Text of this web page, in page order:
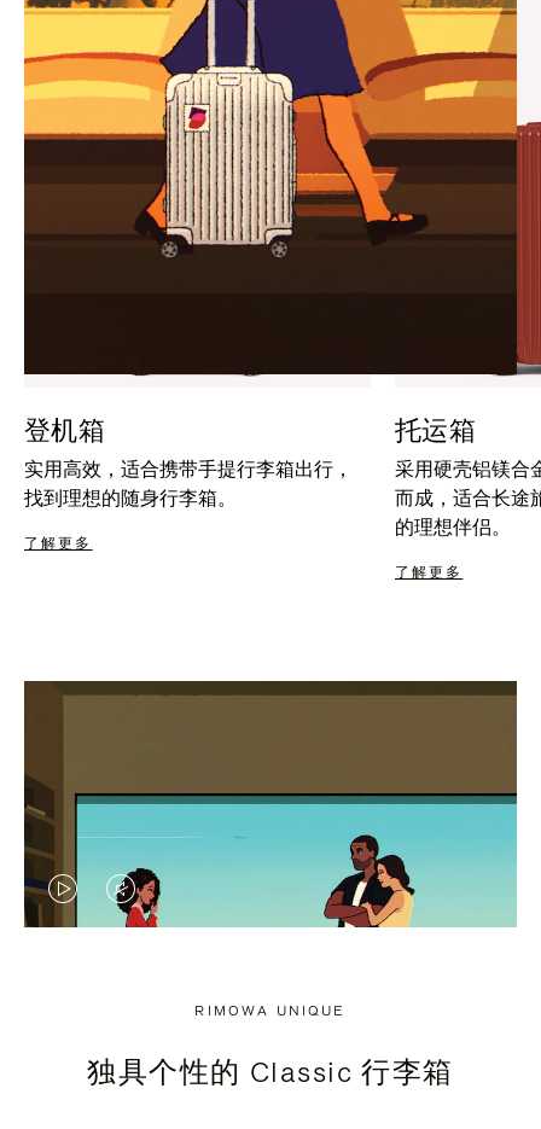
下
暂
击
按
钮
取
消
静
登机箱
实用高效，适合携带手提行李箱出行，
找到理想的随身行李箱。
了解更多
托运箱
采用硬壳铝镁合
而成，适合长途
的理想伴侣。
了解更多
视
停，
视
音，
RIMOWA UNIQUE
独具个性的 Classic 行李箱